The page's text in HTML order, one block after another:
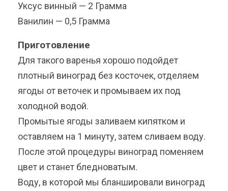
Уксус винный — 2 Грамма
Ванилин — 0,5 Грамма
Приготовление
Для такого варенья хорошо подойдет
плотный виноград без косточек, отделяем
ягоды от веточек и промываем их под
холодной водой.
Промытые ягоды заливаем кипятком и
оставляем на 1 минуту, затем сливаем воду.
После этой процедуры виноград поменяем
цвет и станет бледноватым.
Воду, в которой мы бланшировали виноград